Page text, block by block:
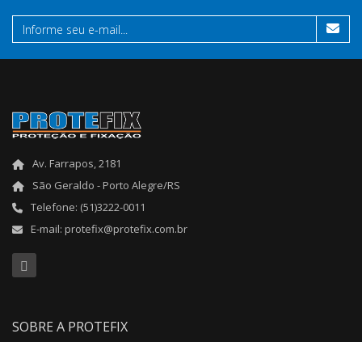
Av. Farrapos, 2181
São Geraldo - Porto Alegre/RS
Telefone: (51)3222-0011
E-mail: protefix@protefix.com.br
SOBRE A PROTEFIX